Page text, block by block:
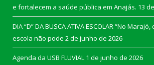
e fortalecem a saúde pública em Anajás. 13
DIA “D” DA BUSCA ATIVA ESCOLAR “No
escola não pode 2 de junho de 2026
Agenda da USB FLUVIAL 1 de junho de 2026